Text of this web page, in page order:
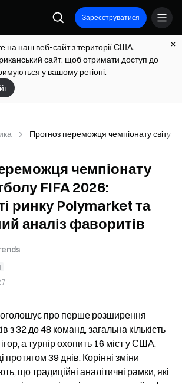
Зареєструватися
на наш веб-сайт з території США.
сайт, щоб отримати доступ до
у вашому регіоні.
Прогноз переможця чемпіонату світу
чемпіонату
FIFA 2026:
ринку Polymarket та
аналіз фаворитів
оголошує про перше розширення
з 32 до 48 команд, загальна кількість
а турнір охопить 16 міст у США,
протягом 39 днів. Корінні зміни
що традиційні аналітичні рамки, які